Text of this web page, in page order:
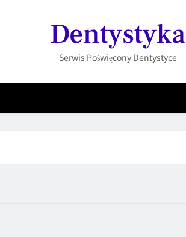
Dentystyka
Serwis Poświęcony Dentystyce